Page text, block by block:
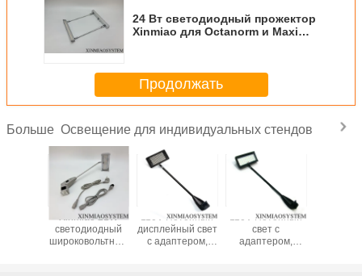
24 Вт светодиодный прожектор
Xinmiao для Octanorm и Maxima
Продолжать
Больше Освещение для индивидуальных стендов
Xinmiao 21W
светодиодный
широковольтный
110V Потопный
дисплейный свет
с адаптером,
110V Потопный
свет с
адаптером,